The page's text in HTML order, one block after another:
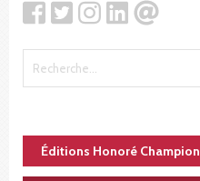
Éditions Honoré Champion